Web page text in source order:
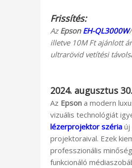
Frissítés:
AzEpson EH-QL3000W/
illetve 10M Ft ajánlott
ultrarövid vetítési
2024. augusztus
Az Epson a modern
vizuális technológiát
lézerprojektor széria új
projektoraival. Ezek
professzionális
funkcionáló